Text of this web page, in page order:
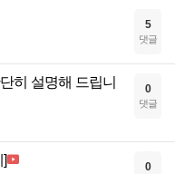
5
댓글
히 설명해 드립니
0
댓글
0